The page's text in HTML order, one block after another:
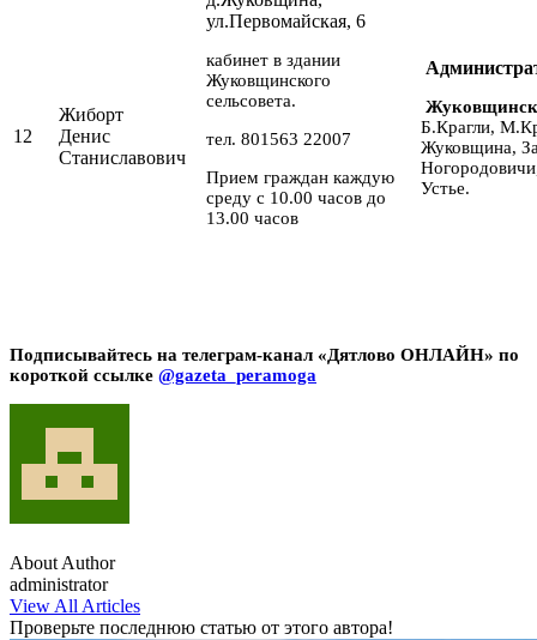
12
Жиборт
Денис
Станиславович
ул.Первомайская, 6
кабинет в здании
Жуковщинского
сельсовета.
тел. 801563 22007
Прием граждан каждую
среду с 10.00 часов до
13.00 часов
Б.Крагли,
Жуковщина,
Устье.
Подписывайтесь на телеграм-канал «Дятлово ОНЛАЙН» по
короткой ссылке @gazeta_peramoga
About Author
administrator
View All Articles
Проверьте последнюю статью от этого автора!